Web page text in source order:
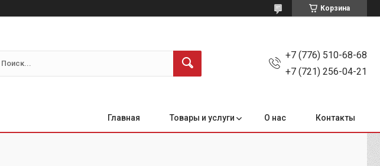
Корзина
+7 (776) 510-68-68
+7 (721) 256-04-21
Главная Товары и услуги О нас Контакты